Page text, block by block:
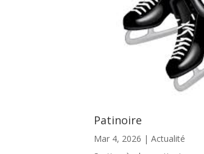
Patinoire
Mar 4, 2026 |Actualité